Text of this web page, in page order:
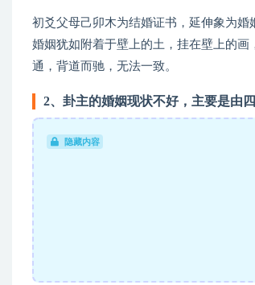
初爻父母己卯木为结婚证书，延伸象为
婚姻犹如附着于壁上的土，挂在壁上的
通，背道而驰，无法一致。
2、卦主的婚姻现状不好，主要是由
隐藏内容